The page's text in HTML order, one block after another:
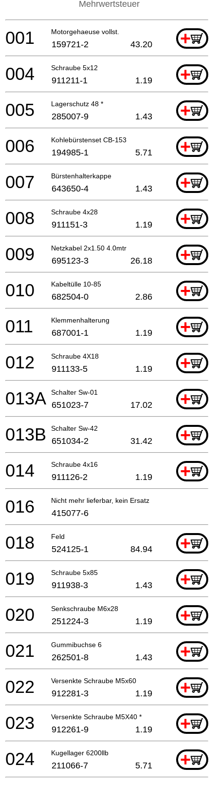
Mehrwertsteuer
Motorgehaeuse vollst. +
001 159721-2 43.20
Schraube 5x12 +
004 911211-1 1.19
Lagerschutz 48 * +
005 285007-9 1.43
Kohlebürstenset CB-153 +
006 194985-1 5.71
Bürstenhalterkappe +
007 643650-4 1.43
Schraube 4x28 +
008 911151-3 1.19
Netzkabel 2x1.50 4.0mtr +
009 695123-3 26.18
Kabeltülle 10-85 +
010 682504-0 2.86
Klemmenhalterung +
011 687001-1 1.19
Schraube 4X18 +
012 911133-5 1.19
Schalter Sw-01 +
013A 651023-7 17.02
Schalter Sw-42 +
013B 651034-2 31.42
Schraube 4x16 +
014 911126-2 1.19
Nicht mehr lieferbar, kein Ersatz
016 415077-6
Feld +
018 524125-1 84.94
Schraube 5x85 +
019 911938-3 1.43
Senkschraube M6x28 +
020 251224-3 1.19
Gummibuchse 6 +
021 262501-8 1.43
Versenkte Schraube M5x60 +
022 912281-3 1.19
Versenkte Schraube M5X40 * +
023 912261-9 1.19
Kugellager 6200llb +
024 211066-7 5.71